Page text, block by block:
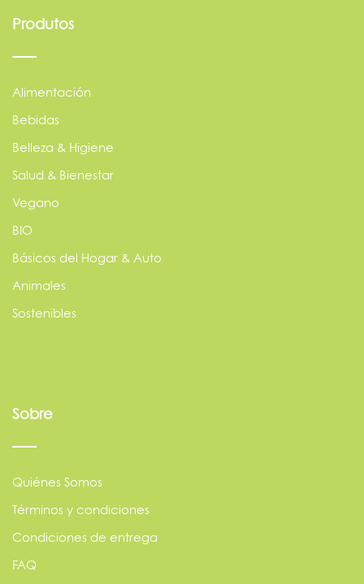
Produtos
Alimentación
Bebidas
Belleza & Higiene
Salud & Bienestar
Vegano
BIO
Básicos del Hogar & Auto
Animales
Sostenibles
Sobre
Quiénes Somos
Términos y condiciones
Condiciones de entrega
FAQ